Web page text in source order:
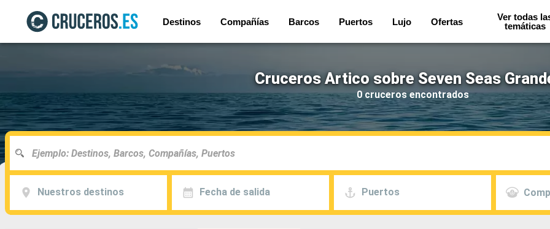
Destinos Compañías Barcos Puertos Lujo Ofertas
Ver todas
temáticas
Cruceros Artico sobre Seven Seas
0 cruceros encontrados
Nuestros destinos Fecha de salida Puertos